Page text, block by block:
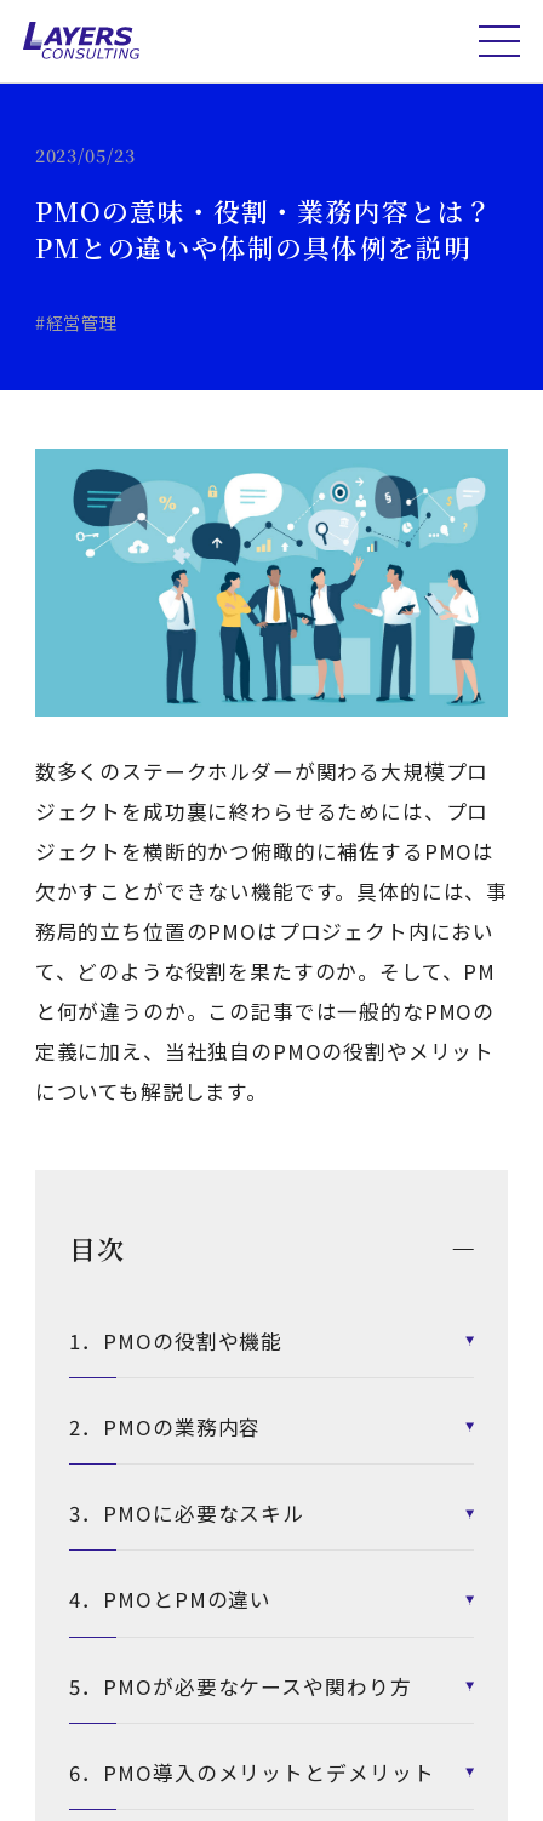
2023/05/23
PMOの意味・役割・業務内容とは？
PMとの違いや体制の具体例を説明
#経営管理
数多くのステークホルダーが関わる大規模プロ
ジェクトを成功裏に終わらせるためには、プロ
ジェクトを横断的かつ俯瞰的に補佐するPMOは
欠かすことができない機能です。具体的には、事
務局的立ち位置のPMOはプロジェクト内におい
て、どのような役割を果たすのか。そして、PM
と何が違うのか。この記事では一般的なPMOの
定義に加え、当社独自のPMOの役割やメリット
についても解説します。
目次
1．PMOの役割や機能
2．PMOの業務内容
3．PMOに必要なスキル
4．PMOとPMの違い
5．PMOが必要なケースや関わり方
6．PMO導入のメリットとデメリット